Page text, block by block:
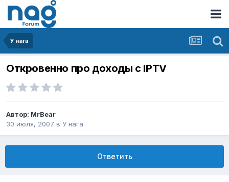
У нага
Откровенно про доходы с IPTV
Автор: MrBear
30 июля, 2007 в У нага
Ответить